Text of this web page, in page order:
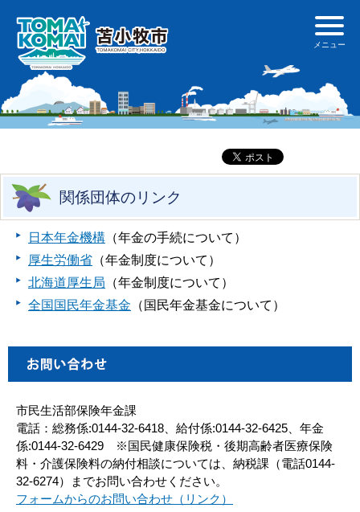
関係団体のリンク
日本年金機構 （年金の手続について）
厚生労働省 （年金制度について）
北海道厚生局 （年金制度について）
全国国民年金基金 （国民年金基金について）
市民生活部保険年金課
電話：総務係:0144-32-6418、給付係:0144-32-6425、年金
係:0144-32-6429 ※国民健康保険税・後期高齢者医療保険
料・介護保険料の納付相談については、納税課（電話0144-
32-6274）までお問い合わせください。
フォームからのお問い合わせ（リンク）